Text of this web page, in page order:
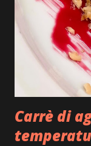
stagionato,
pellicola
alimenti.
un po’ di
con acqua
grosso,
Carrè di